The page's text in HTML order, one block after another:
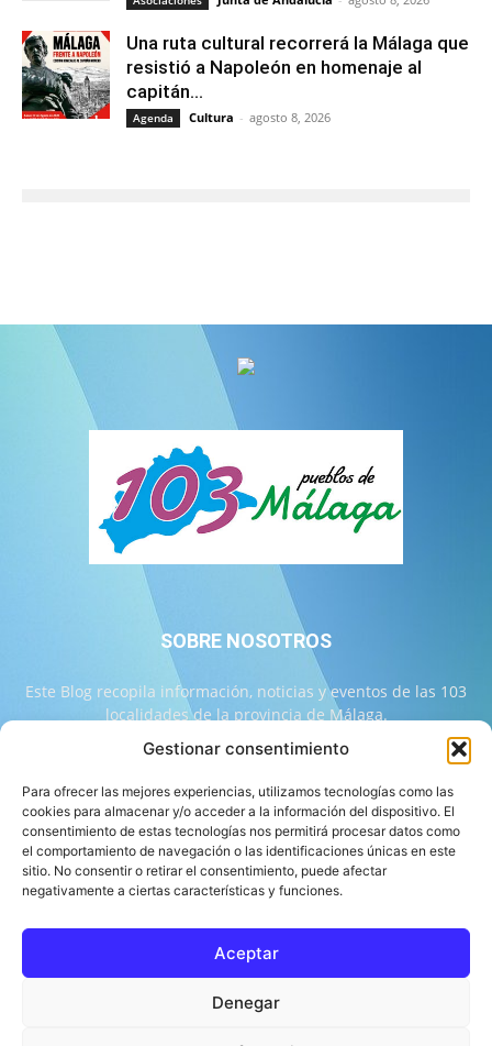
Gestionar consentimiento
Para ofrecer las mejores experiencias, utilizamos tecnologías como las
cookies para almacenar y/o acceder a la información del dispositivo. El
consentimiento de estas tecnologías nos permitirá procesar datos como
el comportamiento de navegación o las identificaciones únicas en este
sitio. No consentir o retirar el consentimiento, puede afectar
negativamente a ciertas características y funciones.
Aceptar
Denegar
Una ruta cultural recorrerá la Málaga que
resistió a Napoleón en homenaje al
capitán...
Agenda Cultura - agosto 8, 2026
SOBRE NOSOTROS
Este Blog recopila información, noticias y eventos de las 103
localidades de la provincia de Málaga.
Contáctanos:info@103malaga.com
SÍGUENOS
Equipo de 103 Málaga
Política de Correcciones
Aviso Legal